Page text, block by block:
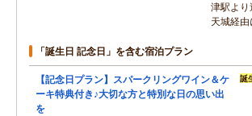
津駅よ
天城経
「誕生日 記念日」を含む宿泊プラン
【記念日プラン】スパークリングワイン＆ケ
ーキ特典付き♪大切な方と特別な日の思い出
を
誕